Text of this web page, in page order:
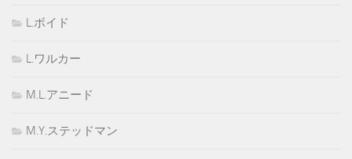
L.ボイド
L.ワルカー
M.L.アニード
M.Y.ステッドマン